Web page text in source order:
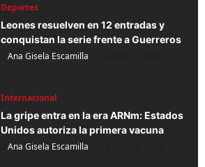
Deportes
Leones resuelven en 12 entradas y
conquistan la serie frente a Guerreros
Ana Gisela Escamilla
Internacional
La gripe entra en la era ARNm: Estados
Unidos autoriza la primera vacuna
Ana Gisela Escamilla